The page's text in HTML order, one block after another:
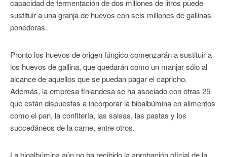
capacidad de fermentación de dos millones de litros puede
sustituir a una granja de huevos con seis millones de gallinas
ponedoras.
Pronto los huevos de origen fúngico comenzarán a sustituir a
los huevos de gallina, que quedarán como un manjar sólo al
alcance de aquellos que se puedan pagar el capricho.
Además, la empresa finlandesa se ha asociado con otras 25
que están dispuestas a incorporar la bioalbúmina en alimentos
como el pan, la confitería, las salsas, las pastas y los
succedáneos de la carne, entre otros.
La bioalbúmina aún no ha recibido la aprobación oficial de la